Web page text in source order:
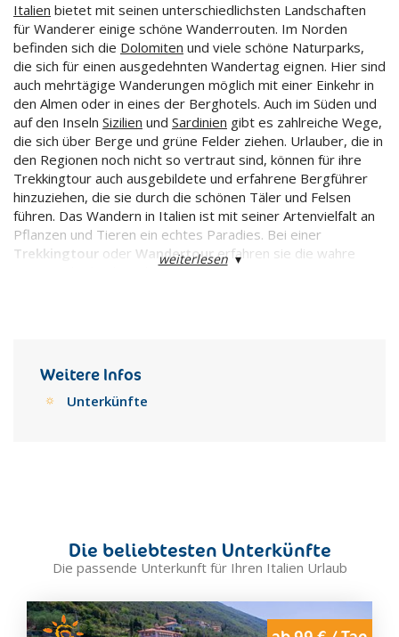
Italien bietet mit seinen unterschiedlichsten Landschaften
für Wanderer einige schöne Wanderrouten. Im Norden
befinden sich die Dolomiten und viele schöne Naturparks,
die sich für einen ausgedehnten Wandertag eignen. Hier sind
auch mehrtägige Wanderungen möglich mit einer Einkehr in
den Almen oder in eines der Berghotels. Auch im Süden und
auf den Inseln Sizilien und Sardinien gibt es zahlreiche Wege,
die sich über Berge und grüne Felder ziehen. Urlauber, die in
den Regionen noch nicht so vertraut sind, können für ihre
Trekkingtour auch ausgebildete und erfahrene Bergführer
hinzuziehen, die sie durch die schönen Täler und Felsen
führen. Das Wandern in Italien ist mit seiner Artenvielfalt an
Pflanzen und Tieren ein echtes Paradies. Bei einer
Trekkingtour oder Wandertourerfahren sie die wahre
weiterlesen▾
Weitere Infos
Unterkünfte
Die beliebtesten Unterkünfte
Die passende Unterkunft für Ihren Italien Urlaub